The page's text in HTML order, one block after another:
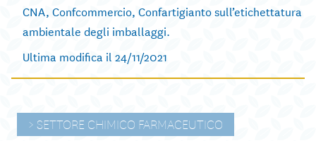
CNA, Confcommercio, Confartigianto sull’etichettatura
ambientale degli imballaggi.
Ultima modifica il 24/11/2021
SETTORE CHIMICO FARMACEUTICO